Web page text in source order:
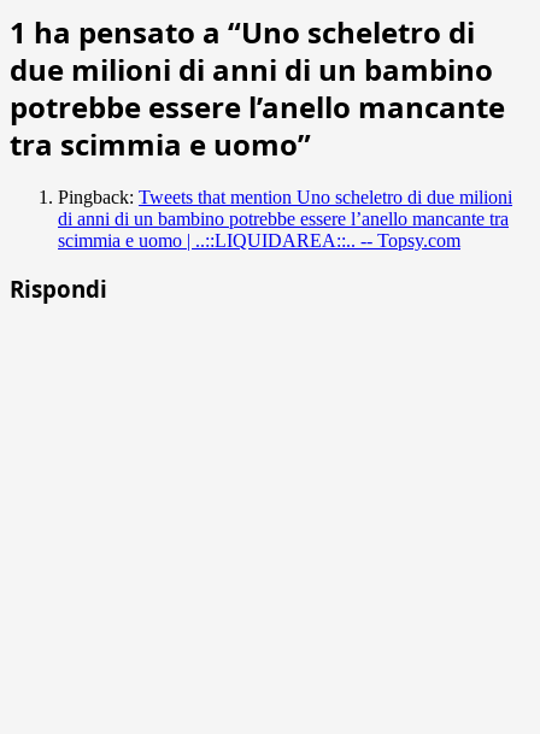
1 ha pensato a “Uno scheletro di
due milioni di anni di un bambino
potrebbe essere l’anello mancante
tra scimmia e uomo”
Pingback: Tweets that mention Uno scheletro di due milioni
di anni di un bambino potrebbe essere l’anello mancante tra
scimmia e uomo | ..::LIQUIDAREA::.. -- Topsy.com
Rispondi